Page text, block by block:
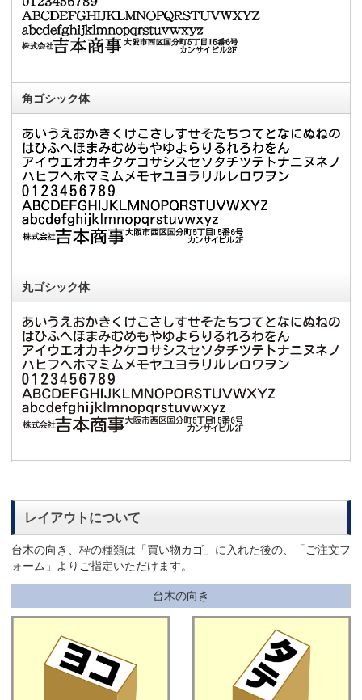
角ゴシック体
丸ゴシック体
レイアウトについて
台木の向き、枠の種類は「買い物カゴ」に入れた後の、「ご注文フ
ォーム」よりご指定いただけます。
台木の向き